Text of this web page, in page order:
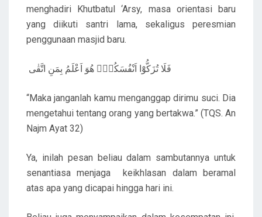
menghadiri Khutbatul ‘Arsy, masa orientasi baru
yang diikuti santri lama, sekaligus peresmian
penggunaan masjid baru.
فَلَا تُزَكُّوْٓا اَنْفُسَكُمْۗ هُوَ اَعْلَمُ بِمَنِ اتَّقٰى
“Maka janganlah kamu menganggap dirimu suci. Dia
mengetahui tentang orang yang bertakwa.” (TQS. An
Najm Ayat 32)
Ya, inilah pesan beliau dalam sambutannya untuk
senantiasa menjaga keikhlasan dalam beramal
atas apa yang dicapai hingga hari ini.